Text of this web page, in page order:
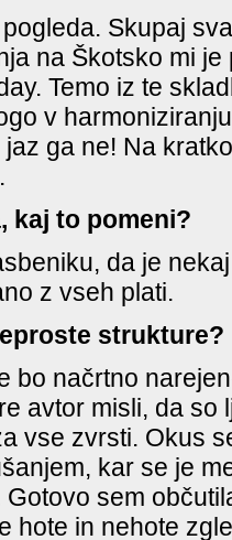
Skupaj
na Škotsko mi
Temo iz te
v
ga ne! Na
kaj to pomeni?
da je
z vseh plati.
strukture?
bo načrtno
avtor misli, da so
vse zvrsti. Okus
kar se je
sem
hote in nehote